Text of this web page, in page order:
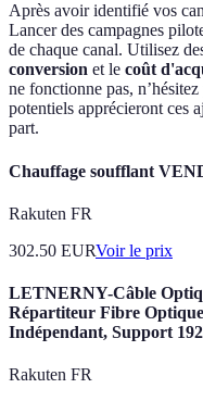
Après avoir identifié vos
Lancer des campagnes
de chaque canal. Utilisez
conversion et le coût
ne fonctionne pas,
potentiels apprécieront ces
part.
Chauffage soufflant
Rakuten FR
302.50 EURVoir le prix
LETNERNY-Câble
Répartiteur Fibre
Indépendant, Support
Rakuten FR